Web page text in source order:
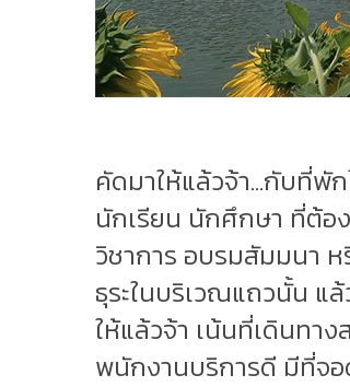
คัดมาให้แล้วจ้า...กับที่พั
นักเรียน นักศึกษา ที่ต้อ
วิชาการ อบรมสัมมนา
ธุระในบริเวณแถวนั้น แ
ให้แล้วจ้า เน้นที่เดินทา
พนักงานบริการดี มีที่จ